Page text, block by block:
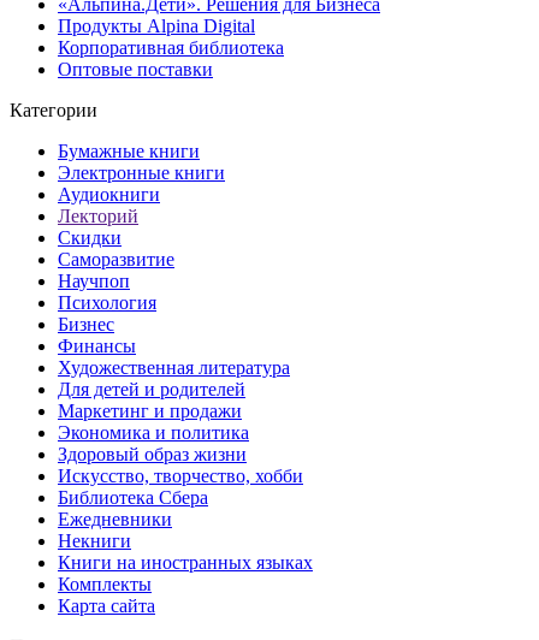
«Альпина.Дети». Решения для Бизнеса
Продукты Alpina Digital
Корпоративная библиотека
Оптовые поставки
Категории
Бумажные книги
Электронные книги
Аудиокниги
Лекторий
Скидки
Саморазвитие
Научпоп
Психология
Бизнес
Финансы
Художественная литература
Для детей и родителей
Маркетинг и продажи
Экономика и политика
Здоровый образ жизни
Искусство, творчество, хобби
Библиотека Сбера
Ежедневники
Некниги
Книги на иностранных языках
Комплекты
Карта сайта